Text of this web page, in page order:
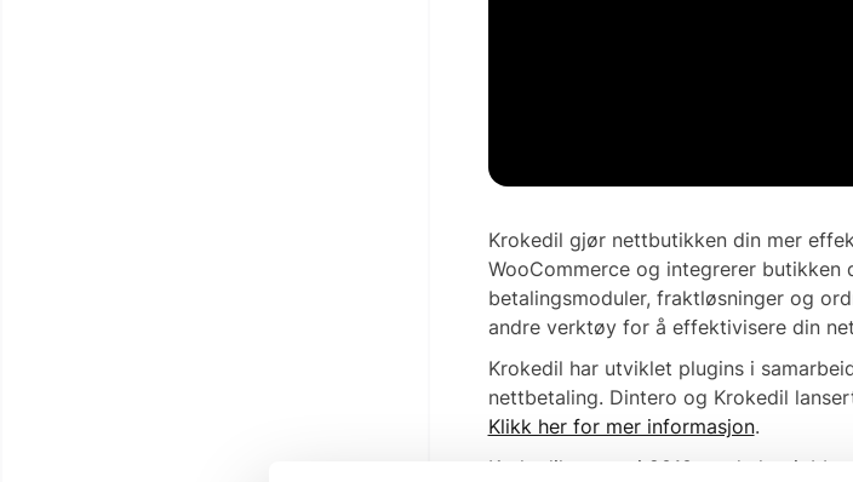
Krokedil gjør nettbutikken din mer
WooCommerce og integrerer butikken
betalingsmoduler, fraktløsninger og
andre verktøy for å effektivisere din
Krokedil har utviklet plugins i
nettbetaling. Dintero og Krokedil
Klikk her for mer informasjon.
Krokedil startet i 2010 og de har